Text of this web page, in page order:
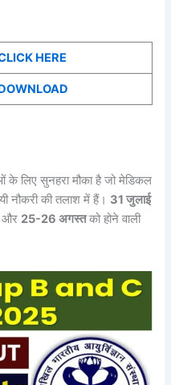
HERE
के लिए सुनहरा मौका है जो मेडिकल
नौकरी की तलाश में हैं। 31 जुलाई
और 25-26 अगस्तको होने वाली